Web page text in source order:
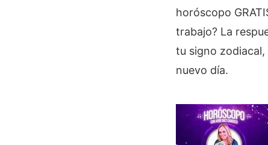
horóscopo
trabajo? La
tu signo zodiacal,
nuevo día.